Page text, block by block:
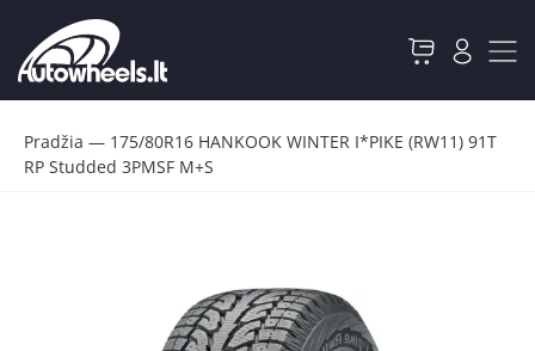
Pradžia — 175/80R16 HANKOOK WINTER I*PIKE (RW11) 91T
RP Studded 3PMSF M+S